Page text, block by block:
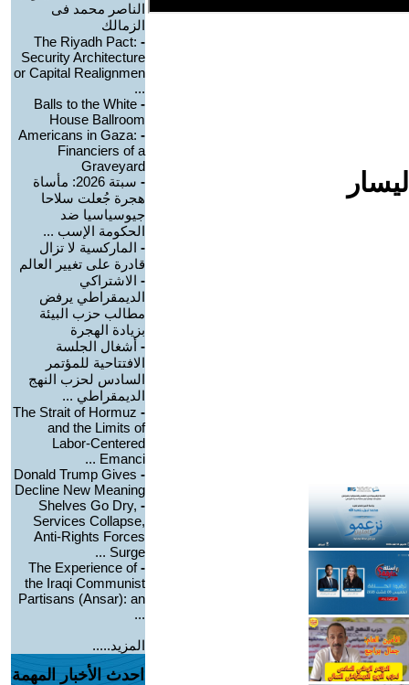
الناصر محمد فى
الزمالك
-
The Riyadh Pact:
Security Architecture
or Capital Realignmen
...
-
Balls to the White
House Ballroom
-
Americans in Gaza:
Financiers of a
Graveyard
-
سبتة 2026: مأساة
هجرة جُعلت سلاحا
جيوسياسيا ضد
الحكومة الإسب ...
- الماركسية لا تزال
قادرة على تغيير العالم
- الاشتراكي
الديمقراطي يرفض
مطالب حزب البيئة
بزيادة الهجرة
- أشغال الجلسة
الافتتاحية للمؤتمر
السادس لحزب النهج
الديمقراطي ...
-
The Strait of Hormuz
and the Limits of
Labor-Centered
Emanci ...
-
Donald Trump Gives
Decline New Meaning
-
Shelves Go Dry,
Services Collapse,
Anti-Rights Forces
Surge ...
-
The Experience of
the Iraqi Communist
Partisans (Ansar): an
...
المزيد.....
احدث الأخبار المهمة